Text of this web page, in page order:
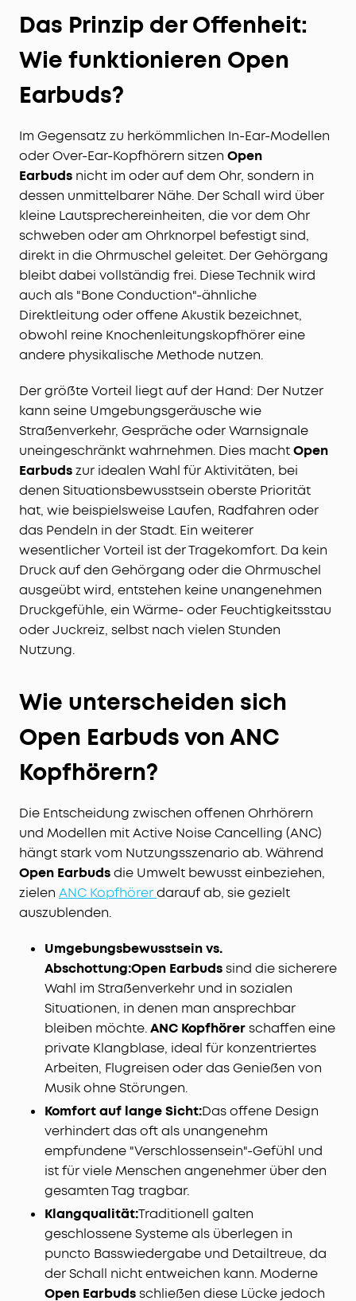
Das Prinzip der Offenheit:
Wie funktionieren Open
Earbuds?
Im Gegensatz zu herkömmlichen In-Ear-Modellen
oder Over-Ear-Kopfhörern sitzen Open
Earbuds nicht im oder auf dem Ohr, sondern in
dessen unmittelbarer Nähe. Der Schall wird über
kleine Lautsprechereinheiten, die vor dem Ohr
schweben oder am Ohrknorpel befestigt sind,
direkt in die Ohrmuschel geleitet. Der Gehörgang
bleibt dabei vollständig frei. Diese Technik wird
auch als "Bone Conduction"-ähnliche
Direktleitung oder offene Akustik bezeichnet,
obwohl reine Knochenleitungskopfhörer eine
andere physikalische Methode nutzen.
Der größte Vorteil liegt auf der Hand: Der Nutzer
kann seine Umgebungsgeräusche wie
Straßenverkehr, Gespräche oder Warnsignale
uneingeschränkt wahrnehmen. Dies machtOpen
Earbudszur idealen Wahl für Aktivitäten, bei
denen Situationsbewusstsein oberste Priorität
hat, wie beispielsweise Laufen, Radfahren oder
das Pendeln in der Stadt. Ein weiterer
wesentlicher Vorteil ist der Tragekomfort. Da kein
Druck auf den Gehörgang oder die Ohrmuschel
ausgeübt wird, entstehen keine unangenehmen
Druckgefühle, ein Wärme- oder Feuchtigkeitsstau
oder Juckreiz, selbst nach vielen Stunden
Nutzung.
Wie unterscheiden sich
Open Earbuds von ANC
Kopfhörern?
Die Entscheidung zwischen offenen Ohrhörern
und Modellen mit Active Noise Cancelling (ANC)
hängt stark vom Nutzungsszenario ab. Während
Open Earbudsdie Umwelt bewusst einbeziehen,
zielen ANC Kopfhörerdarauf ab, sie gezielt
auszublenden.
Umgebungsbewusstsein vs.
Abschottung:Open Earbudssind die sicherere
Wahl im Straßenverkehr und in sozialen
Situationen, in denen man ansprechbar
bleiben möchte.ANC Kopfhörerschaffen eine
private Klangblase, ideal für konzentriertes
Arbeiten, Flugreisen oder das Genießen von
Musik ohne Störungen.
Komfort auf lange Sicht:Das offene Design
verhindert das oft als unangenehm
empfundene "Verschlossensein"-Gefühl und
ist für viele Menschen angenehmer über den
gesamten Tag tragbar.
Klangqualität:Traditionell galten
geschlossene Systeme als überlegen in
puncto Basswiedergabe und Detailtreue, da
der Schall nicht entweichen kann. Moderne
Open Earbudsschließen diese Lücke jedoch